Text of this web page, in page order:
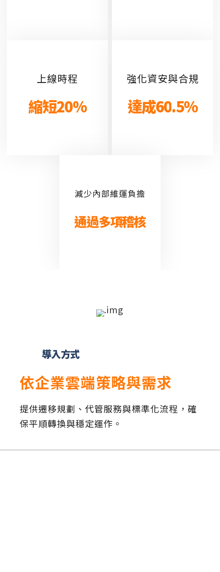
縮短20%
上線時程
達成60.5%
強化資安與合規
通過多項稽核
減少內部維運負擔
依企業雲端策略與需求
導入方式
提供遷移規劃、代管服務與標準化流程，確
保平順轉換與穩定運作。